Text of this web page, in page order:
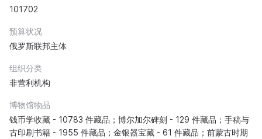
101702
预算状况
俄罗斯联邦主体
组织分类
非营利机构
博物馆物品
钱币学收藏 - 10783 件藏品；博尔加尔碑刻 - 129 件藏品；手稿与
古印刷书籍 - 1955 件藏品；金银器宝藏 - 61 件藏品；前蒙古时期